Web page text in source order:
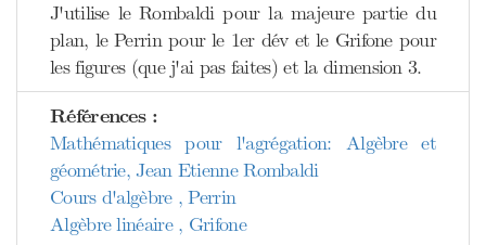
J'utilise le Rombaldi pour la majeure partie du
plan, le Perrin pour le 1er dév et le Grifone pour
les figures (que j'ai pas faites) et la dimension 3.
Références :
Mathématiques pour l'agrégation: Algèbre et
géométrie, Jean Etienne Rombaldi
Cours d'algèbre , Perrin
Algèbre linéaire , Grifone